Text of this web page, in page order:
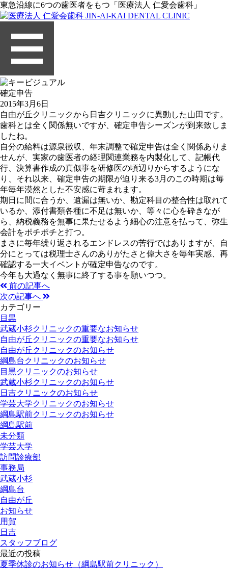
東急沿線に6つの歯医者をもつ「医療法人 仁愛会歯科」
確定申告
2015年3月6日
自由が丘クリニックから日吉クリニックに異動した山田です。
歯科とは全く関係無いですが、確定申告シーズンが到来致しま
したね。
自分の給料は源泉徴収、年末調整で確定申告は全く関係ありま
せんが、実家の歯医者の経理関連業務を内製化して、記帳代
行、決算書作成の真似事を研修医の頃辺りからするようにな
り、それ以来、確定申告の期限が迫り来る3月のこの時期は毎
年毎年漠然とした不安感に苛まれます。
期日に間に合うか、遺漏は無いか、勘定科目の整合性は取れて
いるか、添付書類各種に不足は無いか、等々に心を砕きなが
ら、納税義務を無事に果たせるよう細心の注意を払って、弥生
会計をポチポチと打つ。
まさに毎年繰り返されるエンドレスの苦行ではありますが、自
分にとっては税理士さんのありがたさと偉大さを毎年実感、再
確認する一大イベントが確定申告なのです。
今年も大過なく無事に終了する事を願いつつ。
前の記事へ
次の記事へ
カテゴリー
目黒
武蔵小杉クリニックの重要なお知らせ
自由が丘クリニックの重要なお知らせ
自由が丘クリニックのお知らせ
綱島台クリニックのお知らせ
目黒クリニックのお知らせ
武蔵小杉クリニックのお知らせ
日吉クリニックのお知らせ
学芸大学クリニックのお知らせ
綱島駅前クリニックのお知らせ
綱島駅前
未分類
学芸大学
訪問診療部
事務局
武蔵小杉
綱島台
自由が丘
お知らせ
用賀
日吉
スタッフブログ
最近の投稿
夏季休診のお知らせ（綱島駅前クリニック）